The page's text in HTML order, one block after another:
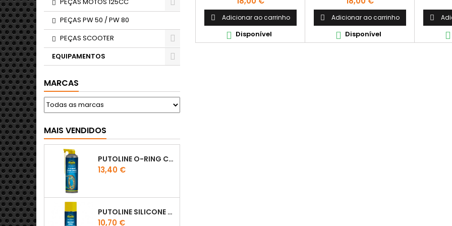
PEÇAS PW 50 / PW 80
PEÇAS SCOOTER
EQUIPAMENTOS
MARCAS
MAIS VENDIDOS
PUTOLINE O-RING CHAIN LUBE - SPRAY CORRENTE - 0,5 LT
Preço
13,40 €
PUTOLINE SILICONE SPRAY
Preço
10,70 €
 Adicionar ao carrinho
 Disponível
 Adicionar ao carrinho
 Disponível

